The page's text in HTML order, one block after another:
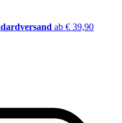
ab € 39,90